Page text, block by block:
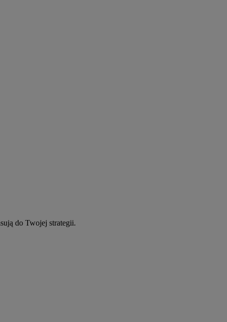
do Twojej strategii.